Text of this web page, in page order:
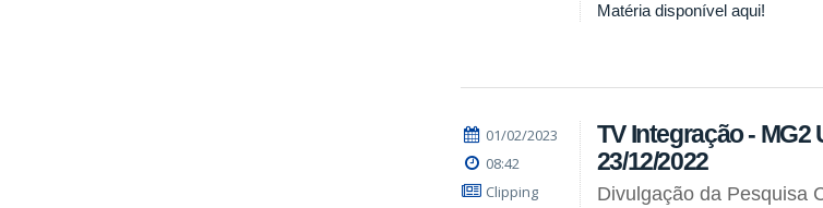
Matéria disponível aqui!
01/02/2023
08:42
Clipping
TV Integração - MG2
23/12/2022
Divulgação da Pesquisa